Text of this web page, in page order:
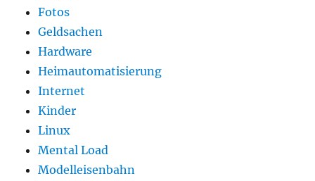
Fotos
Geldsachen
Hardware
Heimautomatisierung
Internet
Kinder
Linux
Mental Load
Modelleisenbahn